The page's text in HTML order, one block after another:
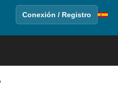
Conexión / Registro